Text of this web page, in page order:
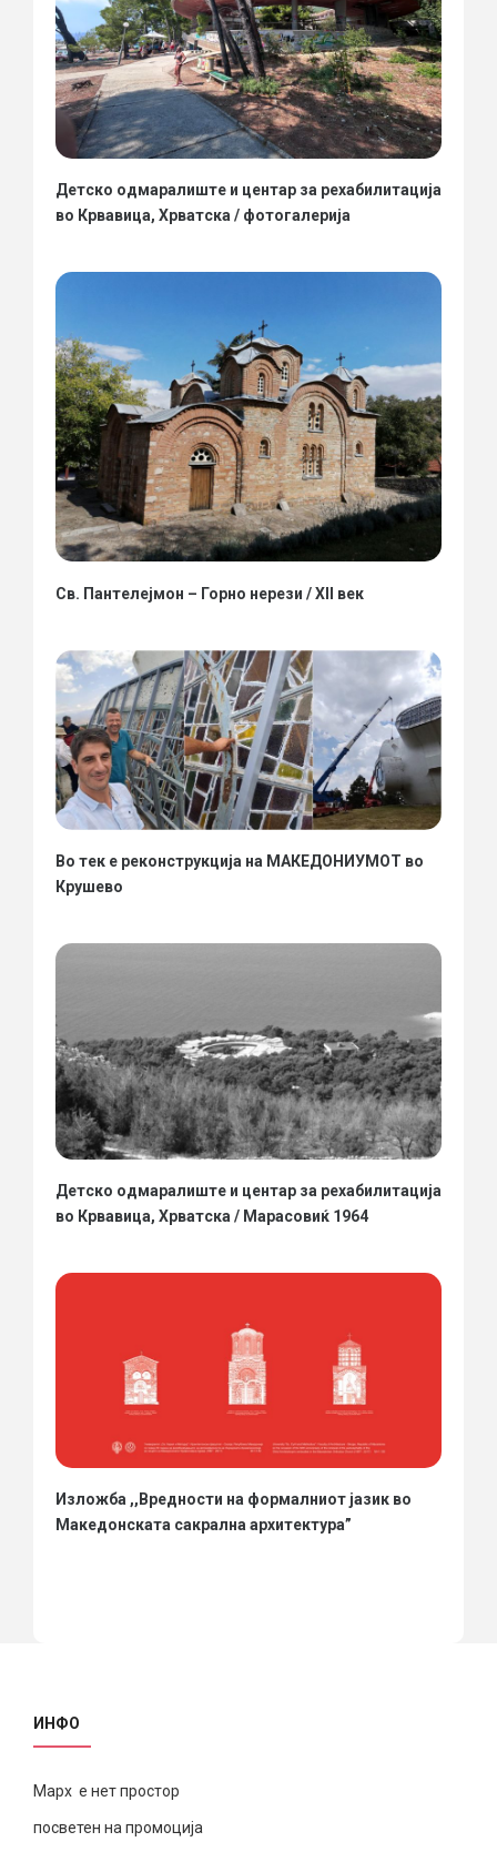
Детско одмаралиште и центар за рехабилитација
во Крвавица, Хрватска / фотогалерија
Св. Пантелејмон – Горно нерези / XII век
Во тек е реконструкција на МАКЕДОНИУМОТ во
Крушево
Детско одмаралиште и центар за рехабилитација
во Крвавица, Хрватска / Марасовиќ 1964
Изложба ,,Вредности на формалниот јазик во
Македонската сакрална архитектура”
ИНФО
Марх е нет простор
посветен на промоција